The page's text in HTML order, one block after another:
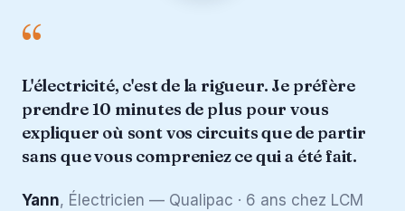
“
L'électricité, c'est de la rigueur. Je préfère
prendre 10 minutes de plus pour vous
expliquer où sont vos circuits que de partir
sans que vous compreniez ce qui a été fait.
Yann, Électricien — Qualipac · 6 ans chez LCM